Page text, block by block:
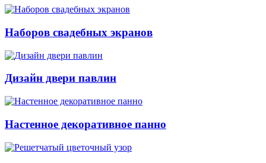
Наборов свадебных экранов
Дизайн двери павлин
Настенное декоративное панно